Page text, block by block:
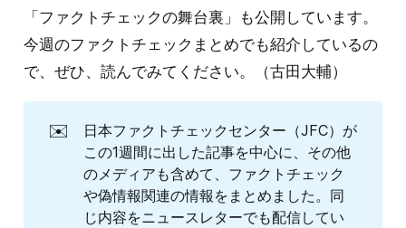
「ファクトチェックの舞台裏」も公開しています。
今週のファクトチェックまとめでも紹介しているの
で、ぜひ、読んでみてください。（古田大輔）
✉️
日本ファクトチェックセンター（JFC）が
この1週間に出した記事を中心に、その他
のメディアも含めて、ファクトチェック
や偽情報関連の情報をまとめました。同
じ内容をニュースレターでも配信してい